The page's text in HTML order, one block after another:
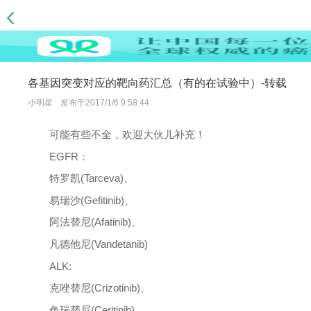
各基因突变对应的靶向药汇总（有的在试验中）-转载
小明星 发布于2017/1/6 9:58:44
可能有些不全，欢迎大伙儿补充！
EGFR：
特罗凯(Tarceva)、
易瑞沙(Gefitinib)、
阿法替尼(Afatinib)、
凡德他尼(Vandetanib)
ALK:
克唑替尼(Crizotinib)、